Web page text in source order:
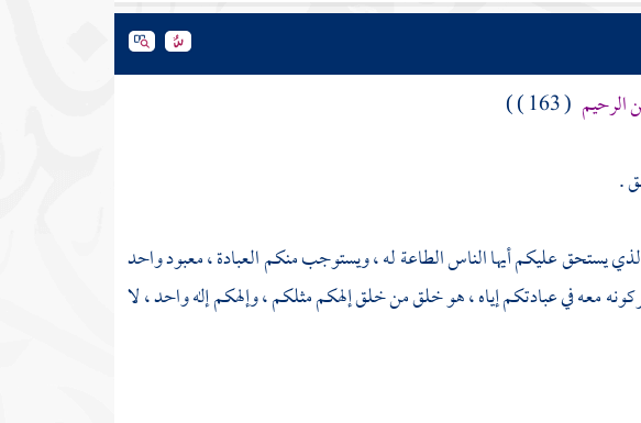
الرحيم ( 163 ) )
.
يستحق عليكم أيها الناس الطاعة له ، ويستوجب منكم العبادة ، معبود واحد
معه في عبادتكم إياه ، هو خلق من خلق إلهكم مثلكم ، وإلهكم إله واحد ، لا